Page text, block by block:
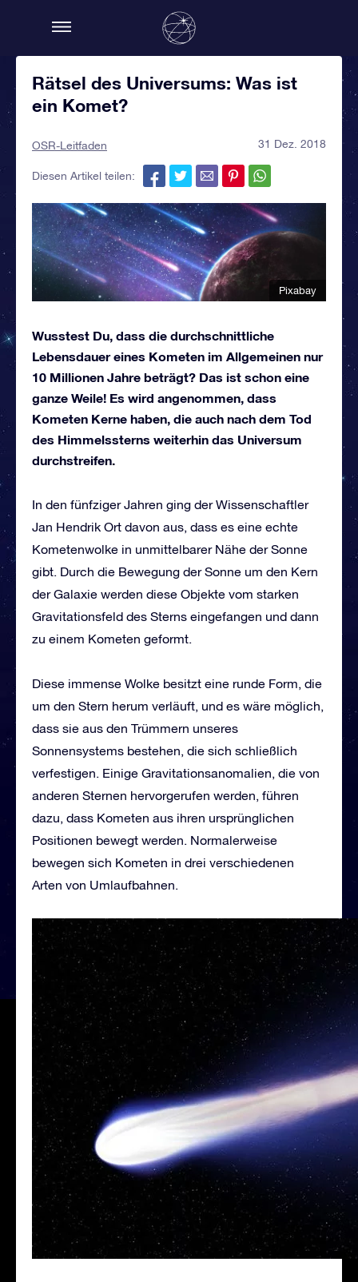
Rätsel des Universums: Was ist
ein Komet?
OSR-Leitfaden 31 Dez. 2018
Diesen Artikel teilen:
Pixabay
Wusstest Du, dass die durchschnittliche
Lebensdauer eines Kometen im Allgemeinen nur
10 Millionen Jahre beträgt? Das ist schon eine
ganze Weile! Es wird angenommen, dass
Kometen Kerne haben, die auch nach dem Tod
des Himmelssterns weiterhin das Universum
durchstreifen.
In den fünfziger Jahren ging der Wissenschaftler
Jan Hendrik Ort davon aus, dass es eine echte
Kometenwolke in unmittelbarer Nähe der Sonne
gibt. Durch die Bewegung der Sonne um den Kern
der Galaxie werden diese Objekte vom starken
Gravitationsfeld des Sterns eingefangen und dann
zu einem Kometen geformt.
Diese immense Wolke besitzt eine runde Form, die
um den Stern herum verläuft, und es wäre möglich,
dass sie aus den Trümmern unseres
Sonnensystems bestehen, die sich schließlich
verfestigen. Einige Gravitationsanomalien, die von
anderen Sternen hervorgerufen werden, führen
dazu, dass Kometen aus ihren ursprünglichen
Positionen bewegt werden. Normalerweise
bewegen sich Kometen in drei verschiedenen
Arten von Umlaufbahnen.